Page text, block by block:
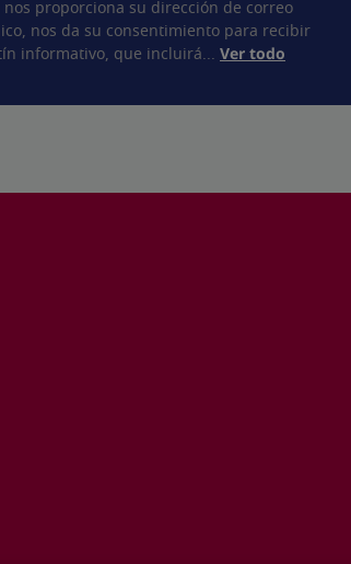
nos proporciona su dirección de correo
nos da su consentimiento para recibir
informativo, que incluirá... Ver todo